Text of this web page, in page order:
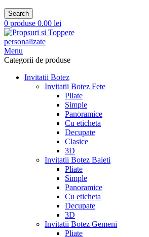
Search
0 produse 0.00 lei
Menu
Categorii de produse
Invitatii Botez
Invitatii Botez Fete
Pliate
Simple
Panoramice
Cu eticheta
Decupate
Clasice
3D
Invitatii Botez Baieti
Pliate
Simple
Panoramice
Cu eticheta
Decupate
3D
Invitatii Botez Gemeni
Pliate